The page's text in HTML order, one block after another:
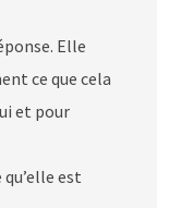
Elle
ce que cela
et pour
est